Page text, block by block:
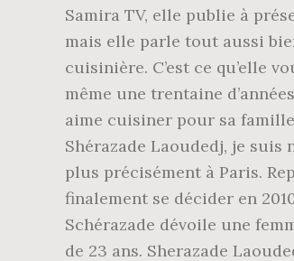
Samira TV, elle publie à
mais elle parle tout aussi
cuisinière. C’est ce qu’elle
même une trentaine
aime cuisiner pour sa
Shérazade Laoudedj, je suis
plus précisément à Paris.
finalement se décider en
Schérazade dévoile une
de 23 ans. Sherazade